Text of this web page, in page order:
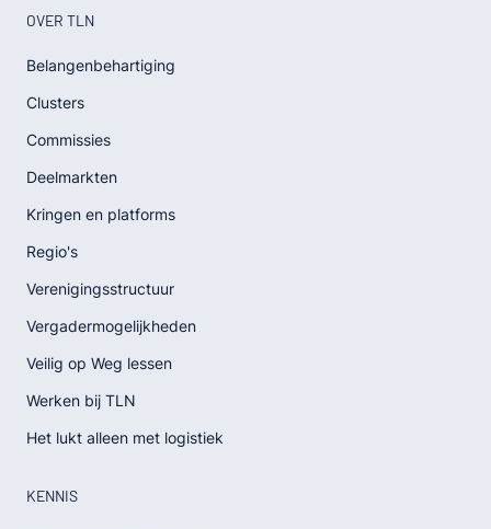
OVER TLN
Belangenbehartiging
Clusters
Commissies
Deelmarkten
Kringen en platforms
Regio's
Verenigingsstructuur
Vergadermogelijkheden
Veilig op Weg lessen
Werken bij TLN
Het lukt alleen met logistiek
KENNIS